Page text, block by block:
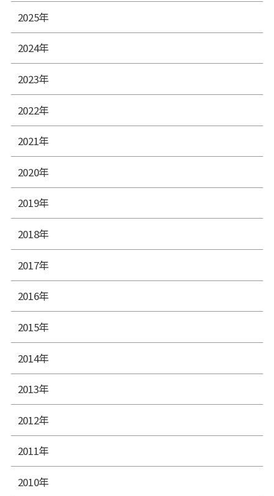
2025年
2024年
2023年
2022年
2021年
2020年
2019年
2018年
2017年
2016年
2015年
2014年
2013年
2012年
2011年
2010年